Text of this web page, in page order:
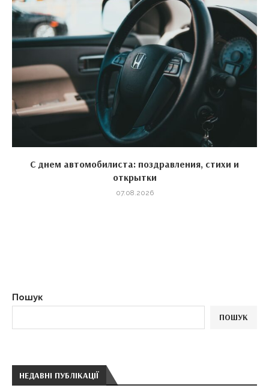
С днем автомобилиста: поздравления, стихи и
открытки
07.08.2026
Пошук
ПОШУК
НЕДАВНІ ПУБЛІКАЦІЇ